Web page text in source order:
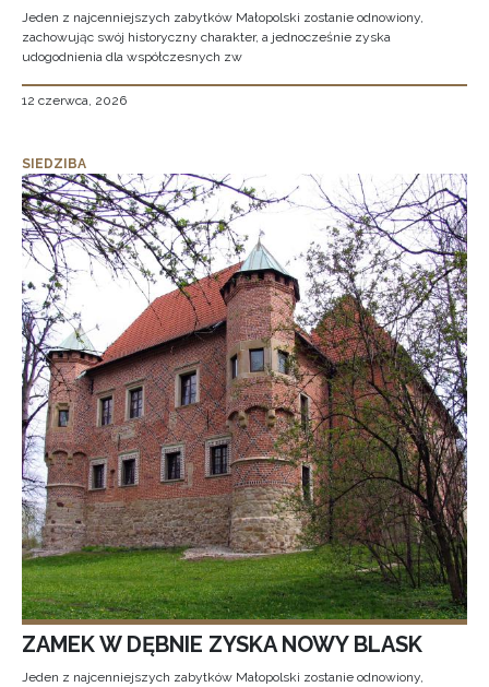
Jeden z najcenniejszych zabytków Małopolski zostanie odnowiony,
zachowując swój historyczny charakter, a jednocześnie zyska
udogodnienia dla współczesnych zw
12 czerwca, 2026
SIEDZIBA
ZAMEK W DĘBNIE ZYSKA NOWY BLASK
Jeden z najcenniejszych zabytków Małopolski zostanie odnowiony,